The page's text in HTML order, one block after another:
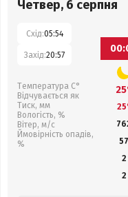
Четвер, 6 серпня
Схід:05:54
Захід:20:57
Температура С°
Відчувається як
Тиск, мм
Вологість, %
Вітер, м/с
Ймовірність опадів,
%
57
2
2